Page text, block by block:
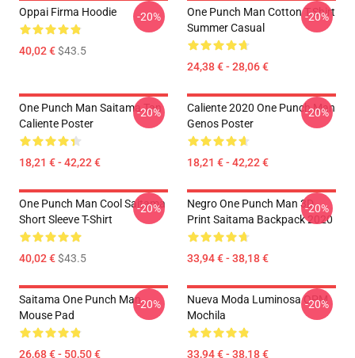
Oppai Firma Hoodie
40,02 €$43.5
-20%
One Punch Man Cotton T-Shirt
Summer Casual
24,38 € - 28,06 €
-20%
One Punch Man Saitama Tan
Caliente Poster
18,21 € - 42,22 €
-20%
Caliente 2020 One Punch Man
Genos Poster
18,21 € - 42,22 €
-20%
One Punch Man Cool Saitama
Short Sleeve T-Shirt
40,02 €$43.5
-20%
Negro One Punch Man 3D
Print Saitama Backpack 2020
33,94 € - 38,18 €
-20%
Saitama One Punch Man
Mouse Pad
26,68 € - 50,50 €
-20%
Nueva Moda Luminosa OPM
Mochila
33,94 € - 38,18 €
-20%